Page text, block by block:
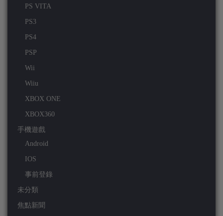
PS VITA
PS3
PS4
PSP
Wii
Wiiu
XBOX ONE
XBOX360
手機遊戲
Android
IOS
事前登錄
未分類
焦點新聞